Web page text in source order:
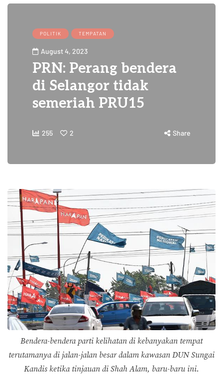
POLITIK TEMPATAN
August 4, 2023
PRN: Perang bendera
di Selangor tidak
semeriah PRU15
255 2 Share
Bendera-bendera parti kelihatan di kebanyakan tempat
terutamanya di jalan-jalan besar dalam kawasan DUN Sungai
Kandis ketika tinjauan di Shah Alam, baru-baru ini.